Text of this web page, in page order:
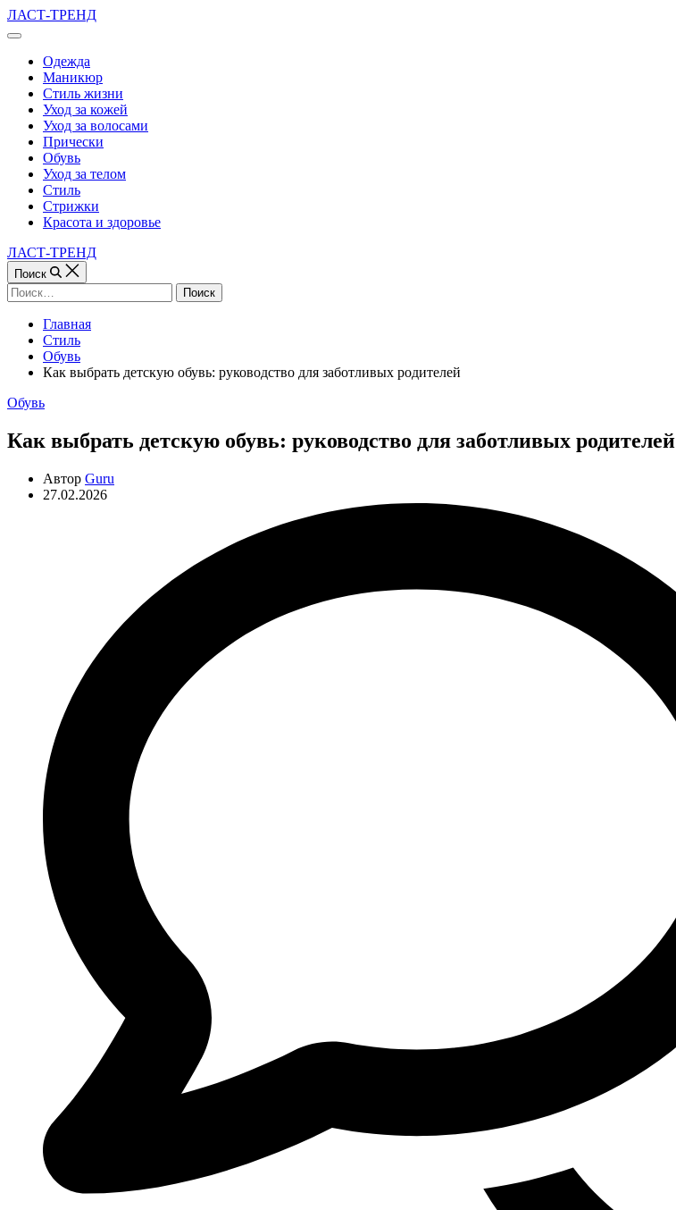
Перейти
к
ЛАСТ-ТРЕНД
Вне
холстаОдежда
Маникюр
Стиль жизни
Уход за кожей
Уход за волосами
Прически
Обувь
Уход за телом
Стиль
Стрижки
Красота и здоровье
ЛАСТ-ТРЕНД
Поиск
Найти:
Главная
Стиль
Обувь
Как выбрать детскую обувь: руководство для заботливых родителей
Рубрики
Обувь
Как выбрать детскую обувь: руководство для заботливых родителей
Автор Guru
27.02.2026